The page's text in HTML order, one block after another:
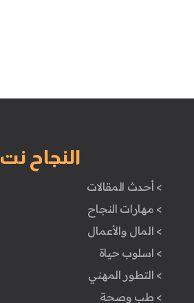
النجاح نت
> أحدث المقالات
> مهارات النجاح
> المال والأعمال
> اسلوب حياة
> التطور المهني
> طب وصحة